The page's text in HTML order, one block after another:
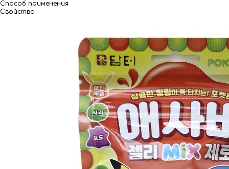
Способ применения
Свойства